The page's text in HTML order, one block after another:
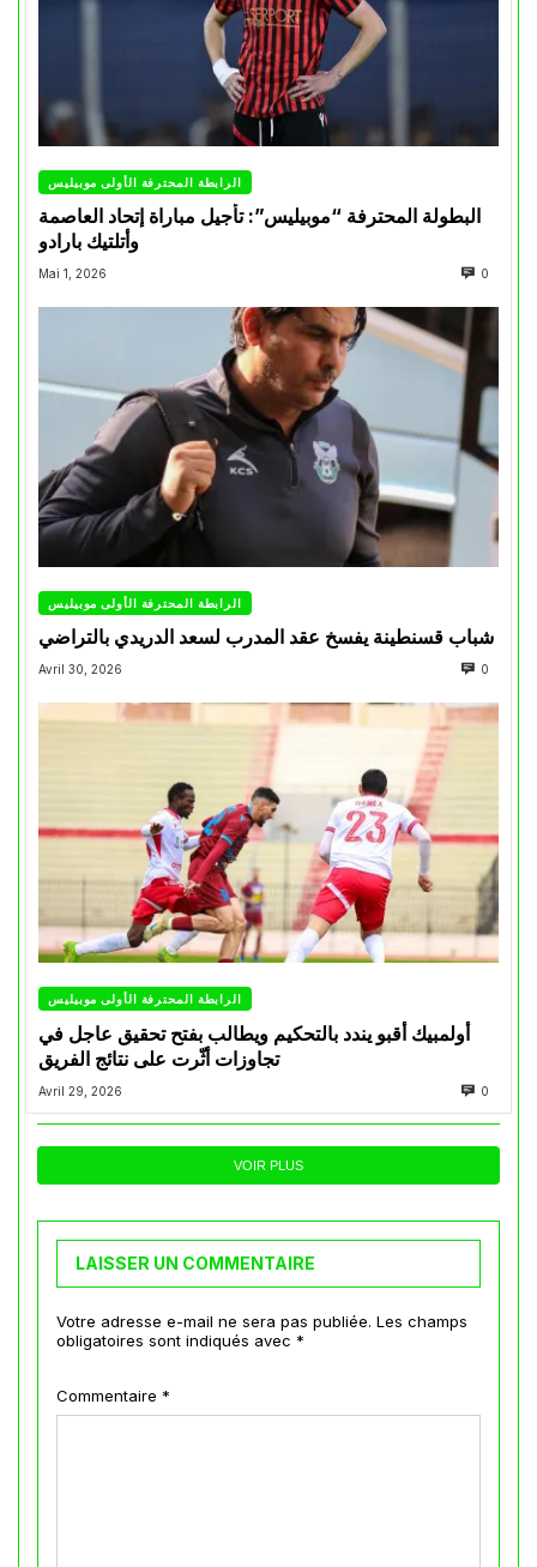
الرابطة المحترفة الأولى موبيليس
البطولة المحترفة “موبيليس”: تأجيل مباراة إتحاد العاصمة
وأتلتيك بارادو
Mai 1, 2026 0
الرابطة المحترفة الأولى موبيليس
شباب قسنطينة يفسخ عقد المدرب لسعد الدريدي بالتراضي
Avril 30, 2026 0
الرابطة المحترفة الأولى موبيليس
أولمبيك أقبو يندد بالتحكيم ويطالب بفتح تحقيق عاجل في
تجاوزات أثّرت على نتائج الفريق
Avril 29, 2026 0
VOIR PLUS
LAISSER UN COMMENTAIRE
Votre adresse e-mail ne sera pas publiée. Les champs
obligatoires sont indiqués avec *
Commentaire *